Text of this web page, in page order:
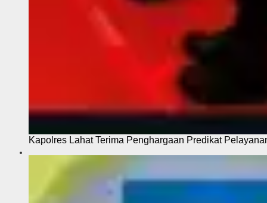
Kapolres Lahat Terima Penghargaan Predikat